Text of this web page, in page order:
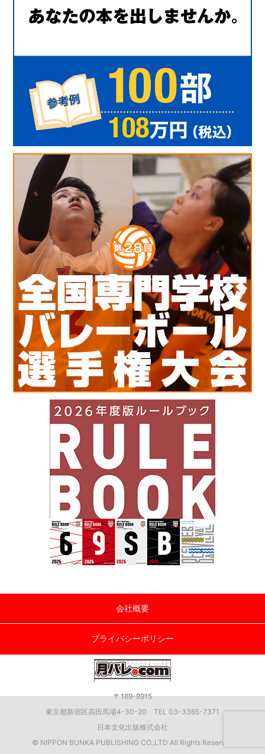
会社概要
プライバシーポリシー
〒169-8915
東京都新宿区高田馬場4-30-20 TEL 03-3365-7371
日本文化出版株式会社
© NIPPON BUNKA PUBLISHING CO.,LTD All Rights Reserved